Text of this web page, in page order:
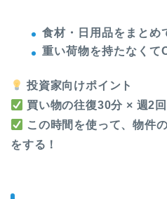
食材・日用品をまとめ
重い荷物を持たなくて
投資家向けポイント
買い物の往復30分 × 週2
この時間を使って、物件
をする！